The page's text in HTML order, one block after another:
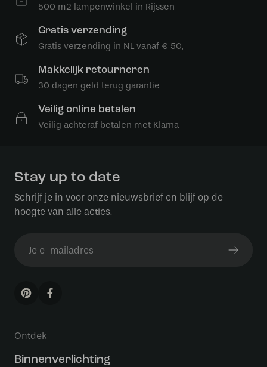
500 m2 lampenwinkel in Rijssen
Gratis verzending
Gratis verzending in NL vanaf € 50,-
Makkelijk retourneren
30 dagen geld terug garantie
Veilig online betalen
Veilig achteraf betalen met Klarna
Stay up to date
Schrijf je in voor onze nieuwsbrief en blijf op de
hoogte van alle acties.
Ontdek
Binnenverlichting